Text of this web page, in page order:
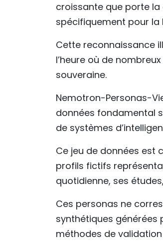
croissante que porte la
spécifiquement pour la
Cette reconnaissance
l’heure où de
souveraine.
Nemotron-Personas-
données fondamental
de systèmes
Ce jeu de données est
profils fictifs
quotidienne, ses
Ces personas ne
synthétiques générées
méthodes de